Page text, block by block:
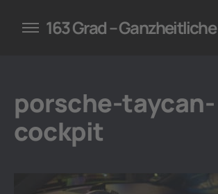
für Unternehmen
163 Grad –
porsche-taycan-
cockpit